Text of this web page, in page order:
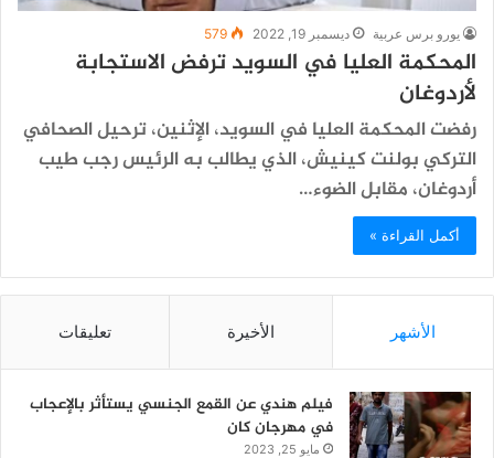
يورو برس عربية ديسمبر 19, 2022 579
المحكمة العليا في السويد ترفض الاستجابة
لأردوغان
رفضت المحكمة العليا في السويد، الإثنين، ترحيل الصحافي
التركي بولنت كينيش، الذي يطالب به الرئيس رجب طيب
أردوغان، مقابل الضوء…
أكمل القراءة »
الأشهر الأخيرة تعليقات
فيلم هندي عن القمع الجنسي يستأثر بالإعجاب
في مهرجان كان
مايو 25, 2023